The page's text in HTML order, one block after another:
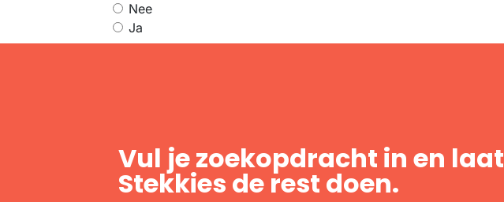
Nee
Ja
Vul je zoekopdracht in en laat
Stekkies de rest doen.